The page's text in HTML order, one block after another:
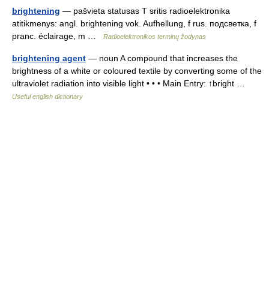
brightening — pašvieta statusas T sritis radioelektronika
atitikmenys: angl. brightening vok. Aufhellung, f rus. подсветка, f
pranc. éclairage, m …
Radioelektronikos terminų žodynas
brightening agent — noun A compound that increases the
brightness of a white or coloured textile by converting some of the
ultraviolet radiation into visible light • • • Main Entry: ↑bright …
Useful english dictionary